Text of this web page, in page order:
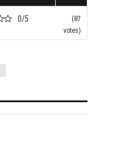
0/5
(87
votes)